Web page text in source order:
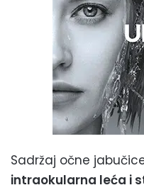
Sadržaj očne
intraokularna leća i